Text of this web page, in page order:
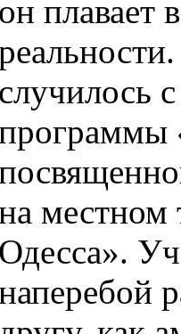
он плавает
случилось
местном
Одесса».